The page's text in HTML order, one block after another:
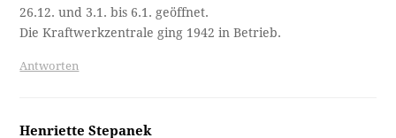
26.12. und 3.1. bis 6.1. geöffnet.
Die Kraftwerkzentrale ging 1942 in Betrieb.
Antworten
Henriette Stepanek